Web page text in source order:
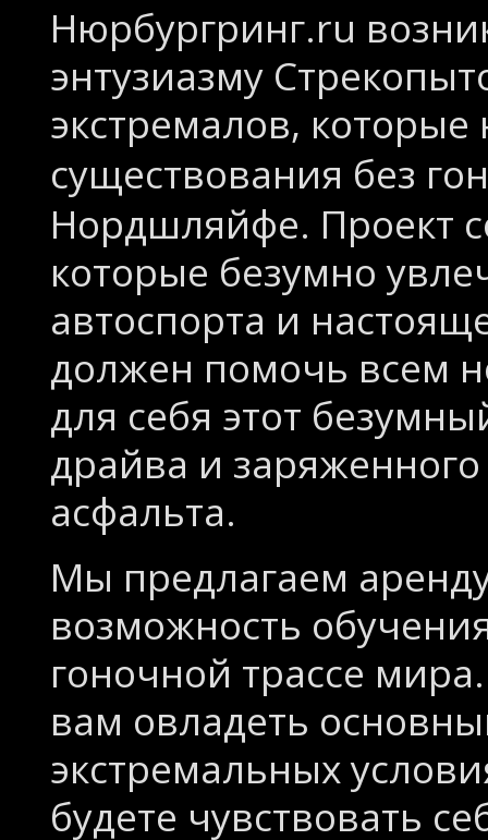
Нюрбургринг.ru
энтузиазму
экстремалов, которые
существования без
Нордшляйфе. Проект
которые безумно
автоспорта и
должен помочь всем
для себя этот
драйва и
асфальта.
Мы предлагаем
возможность
гоночной трассе
вам овладеть
экстремальных
будете чувствовать